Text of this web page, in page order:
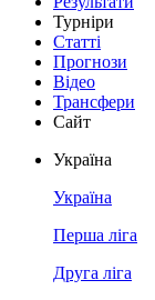
Турніри
Статті
Прогнози
Відео
Трансфери
Сайт
Україна
Україна
Перша ліга
Друга ліга